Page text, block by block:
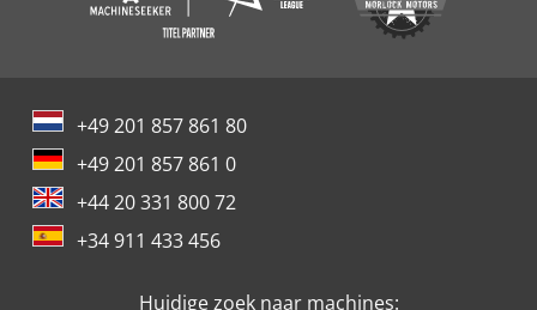
+49 201 857 861 80
+49 201 857 861 0
+44 20 331 800 72
+34 911 433 456
Huidige zoek naar machines: